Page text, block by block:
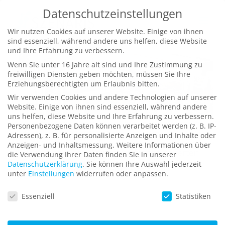
springen
Roboter-Simulation
VR-Training für den Einsatz von ferngesteuerten
Robotern zur Bombenentschärfung
Datenschutzeinstellungen
Wir nutzen Cookies auf unserer Website. Einige von ihnen
sind essenziell, während andere uns helfen, diese Website
und Ihre Erfahrung zu verbessern.
Wenn Sie unter 16 Jahre alt sind und Ihre Zustimmung zu
freiwilligen Diensten geben möchten, müssen Sie Ihre
Erziehungsberechtigten um Erlaubnis bitten.
Wir verwenden Cookies und andere Technologien auf unserer
Website. Einige von ihnen sind essenziell, während andere
uns helfen, diese Website und Ihre Erfahrung zu verbessern.
Personenbezogene Daten können verarbeitet werden (z. B. IP-
Adressen), z. B. für personalisierte Anzeigen und Inhalte oder
Anzeigen- und Inhaltsmessung. Weitere Informationen über
die Verwendung Ihrer Daten finden Sie in unserer
Datenschutzerklärung. Sie können Ihre Auswahl jederzeit
unter Einstellungen widerrufen oder anpassen.
Datenschutzeinstellungen
Essenziell Statistiken